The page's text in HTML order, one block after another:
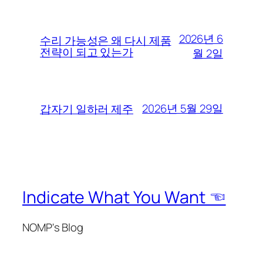
수리 가능성은 왜 다시 제품
전략이 되고 있는가
2026년 6
월 2일
갑자기 일하러 제주 2026년 5월 29일
Indicate What You Want ☜
NOMP's Blog